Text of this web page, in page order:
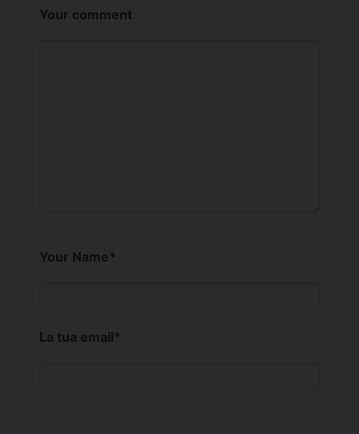
Your comment
Your Name*
La tua email*